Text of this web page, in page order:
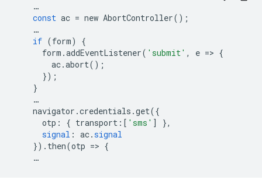
…
const ac = new AbortController();
…
if (form)
{
form .addEventListener( 'submit' , e => {
ac.abort();
});
}
…
navigator .credentials .get({
otp : { transport :[ 'sms' ]
},
signal : ac.signal
}) . then(otp => {
…